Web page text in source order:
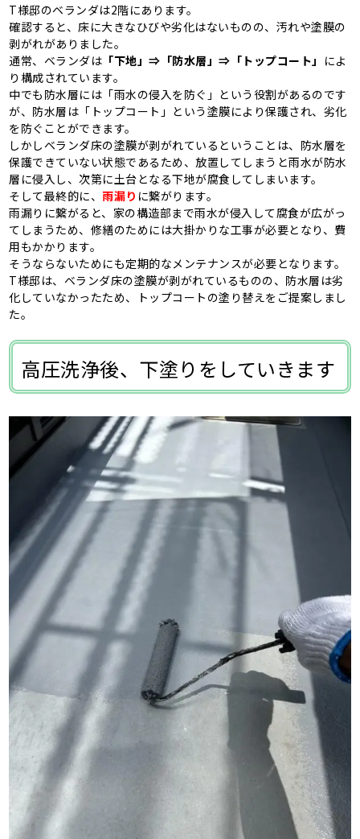
T様邸のベランダは2階にあります。
確認すると、床に大きなひびや劣化はないものの、汚れや塗膜の
剥がれがありました。
通常、ベランダは 「下地」⇒「防水層」⇒「トップコート」 によ
り構成されています。
中でも防水層には「雨水の侵入を防ぐ」という役割があるのです
が、防水層は「トップコート」という塗膜により保護され、劣化
を防ぐことができます。
しかしベランダ床の塗膜が剥がれているということは、防水層を
保護できていない状態であるため、放置してしまうと雨水が防水
層に侵入し、次第に土台となる下地が腐食してしまいます。
そして最終的に、雨漏り に繋がります。
雨漏りに繋がると、家の構造部まで雨水が侵入して腐食が広がっ
てしまうため、修繕のためには大掛かりな工事が必要となり、費
用もかかります。
そうならないためにも定期的なメンテナンスが必要となります。
T様邸は、ベランダ床の塗膜が剥がれているものの、防水層は劣
化していなかったため、トップコートの塗り替えをご提案しまし
た。
高圧洗浄後、下塗りをしていきます